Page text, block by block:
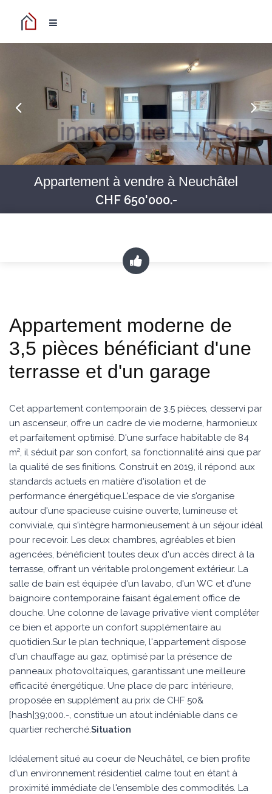
Appartement à vendre à Neuchâtel
CHF 650'000.-
Appartement moderne de
3,5 pièces bénéficiant d'une
terrasse et d'un garage
Cet appartement contemporain de 3,5 pièces, desservi par
un ascenseur, offre un cadre de vie moderne, harmonieux
et parfaitement optimisé. D'une surface habitable de 84
m², il séduit par son confort, sa fonctionnalité ainsi que par
la qualité de ses finitions. Construit en 2019, il répond aux
standards actuels en matière d'isolation et de
performance énergétique.L'espace de vie s'organise
autour d'une spacieuse cuisine ouverte, lumineuse et
conviviale, qui s'intègre harmonieusement à un séjour idéal
pour recevoir. Les deux chambres, agréables et bien
agencées, bénéficient toutes deux d'un accès direct à la
terrasse, offrant un véritable prolongement extérieur. La
salle de bain est équipée d'un lavabo, d'un WC et d'une
baignoire contemporaine faisant également office de
douche. Une colonne de lavage privative vient compléter
ce bien et apporte un confort supplémentaire au
quotidien.Sur le plan technique, l'appartement dispose
d'un chauffage au gaz, optimisé par la présence de
panneaux photovoltaïques, garantissant une meilleure
efficacité énergétique. Une place de parc intérieure,
proposée en supplément au prix de CHF 50&
[hash]39;000.-, constitue un atout indéniable dans ce
quartier recherché.Situation
Idéalement situé au coeur de Neuchâtel, ce bien profite
d'un environnement résidentiel calme tout en étant à
proximité immédiate de l'ensemble des commodités. La